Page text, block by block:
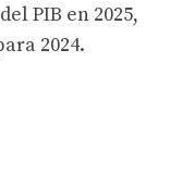
PIB en 2025,
2024.